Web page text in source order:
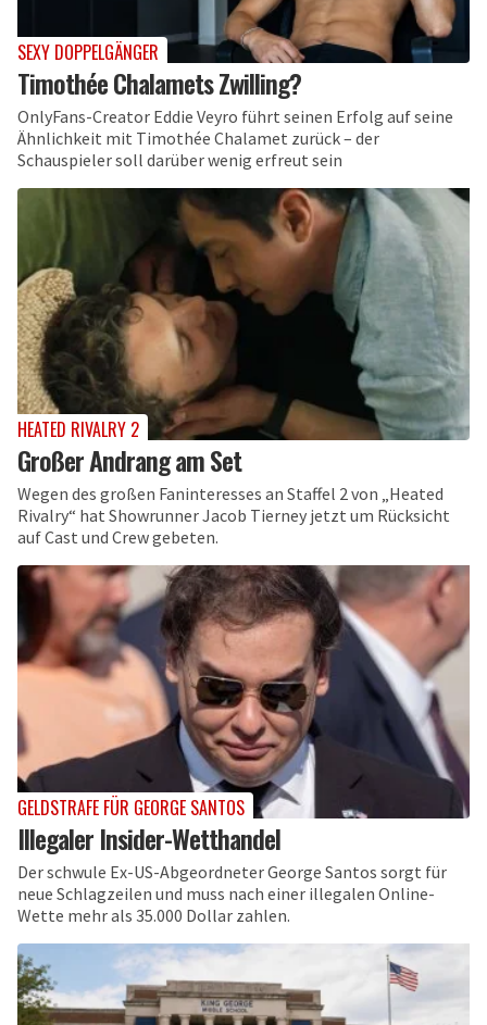
SEXY DOPPELGÄNGER
Timothée Chalamets Zwilling?
OnlyFans-Creator Eddie Veyro führt seinen Erfolg auf seine
Ähnlichkeit mit Timothée Chalamet zurück – der
Schauspieler soll darüber wenig erfreut sein
HEATED RIVALRY 2
Großer Andrang am Set
Wegen des großen Faninteresses an Staffel 2 von „Heated
Rivalry“ hat Showrunner Jacob Tierney jetzt um Rücksicht
auf Cast und Crew gebeten.
GELDSTRAFE FÜR GEORGE SANTOS
Illegaler Insider-Wetthandel
Der schwule Ex-US-Abgeordneter George Santos sorgt für
neue Schlagzeilen und muss nach einer illegalen Online-
Wette mehr als 35.000 Dollar zahlen.